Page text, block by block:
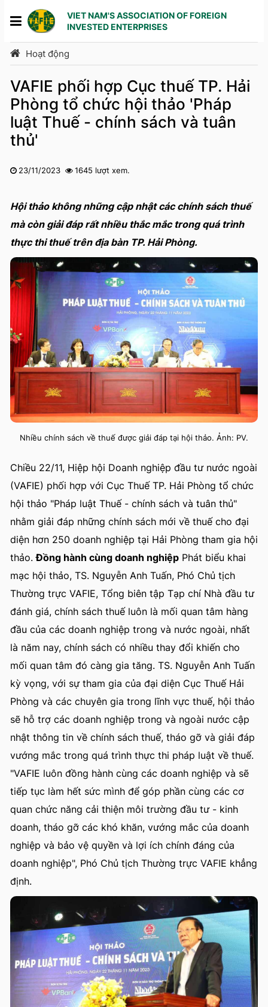
VIET NAM'S ASSOCIATION OF FOREIGN
INVESTED ENTERPRISES
Hoạt động
VAFIE phối hợp Cục thuế TP. Hải
Phòng tổ chức hội thảo 'Pháp
luật Thuế - chính sách và tuân
thủ'
23/11/2023
1645 lượt xem.
Hội thảo không những cập nhật các chính sách thuế
mà còn giải đáp rất nhiều thắc mắc trong quá trình
thực thi thuế trên địa bàn TP. Hải Phòng.
Nhiều chính sách về thuế được giải đáp tại hội thảo. Ảnh: PV.
Chiều 22/11, Hiệp hội Doanh nghiệp đầu tư nước ngoài
(VAFIE) phối hợp với Cục Thuế TP. Hải Phòng tổ chức
hội thảo "Pháp luật Thuế - chính sách và tuân thủ"
nhằm giải đáp những chính sách mới về thuế cho đại
diện hơn 250 doanh nghiệp tại Hải Phòng tham gia hội
thảo.Đồng hành cùng doanh nghiệp Phát biểu khai
mạc hội thảo, TS. Nguyễn Anh Tuấn, Phó Chủ tịch
Thường trực VAFIE, Tổng biên tập Tạp chí Nhà đầu tư
đánh giá, chính sách thuế luôn là mối quan tâm hàng
đầu của các doanh nghiệp trong và nước ngoài, nhất
là năm nay, chính sách có nhiều thay đổi khiến cho
mối quan tâm đó càng gia tăng. TS. Nguyễn Anh Tuấn
kỳ vọng, với sự tham gia của đại diện Cục Thuế Hải
Phòng và các chuyên gia trong lĩnh vực thuế, hội thảo
sẽ hỗ trợ các doanh nghiệp trong và ngoài nước cập
nhật thông tin về chính sách thuế, tháo gỡ và giải đáp
vướng mắc trong quá trình thực thi pháp luật về thuế.
"VAFIE luôn đồng hành cùng các doanh nghiệp và sẽ
tiếp tục làm hết sức mình để góp phần cùng các cơ
quan chức năng cải thiện môi trường đầu tư - kinh
doanh, tháo gỡ các khó khăn, vướng mắc của doanh
nghiệp và bảo vệ quyền và lợi ích chính đáng của
doanh nghiệp", Phó Chủ tịch Thường trực VAFIE khẳng
định.